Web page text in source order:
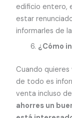
edificio entero,
estar
informarles de
¿Cómo
Cuando
de todo es
venta incluso de
ahorres un